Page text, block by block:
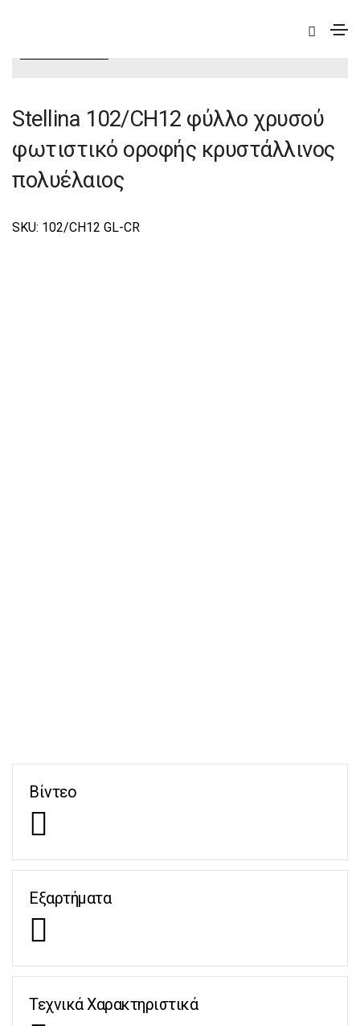
Stellina 102/CH12 φύλλο χρυσού
φωτιστικό οροφής κρυστάλλινος
πολυέλαιος
SKU: 102/CH12 GL-CR
Βίντεο
Εξαρτήματα
Τεχνικά Χαρακτηριστικά